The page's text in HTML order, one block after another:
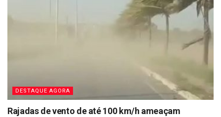
DESTAQUE AGORA
Rajadas de vento de até 100 km/h ameaçam